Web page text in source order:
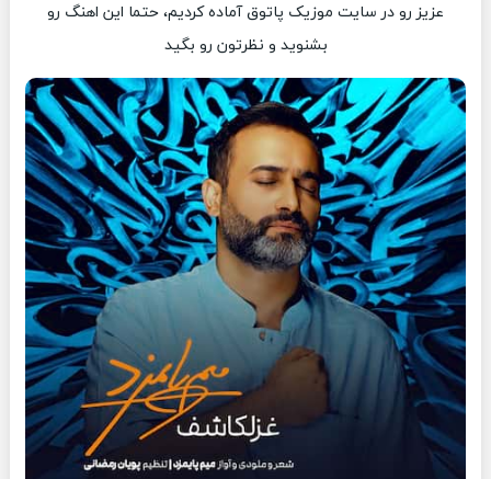
عزیز رو در سایت موزیک پاتوق آماده کردیم، حتما این اهنگ رو
بشنوید و نظرتون رو بگید